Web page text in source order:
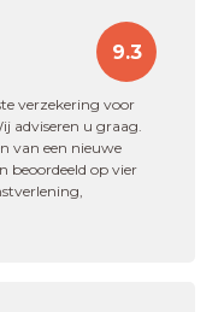
9.3
verzekering voor
adviseren u graag.
van een nieuwe
beoordeeld op vier